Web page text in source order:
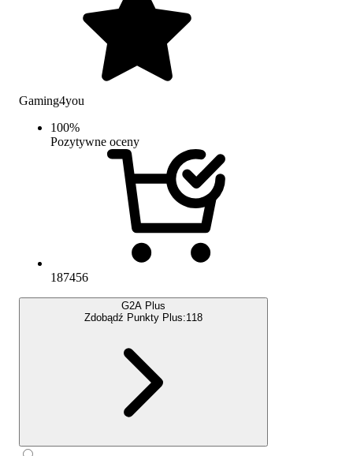
Gaming4you
100%
Pozytywne oceny
187456
G2A Plus
Zdobądź Punkty Plus:118